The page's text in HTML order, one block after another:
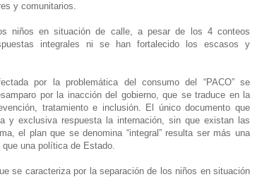
y comunitarios.
niños en situación de calle, a pesar de los 4 conteos
integrales ni se han fortalecido los escasos y
por la problemática del consumo del “PACO” se
por la inacción del gobierno, que se traduce en la
tratamiento e inclusión. El único documento que
y exclusiva respuesta la internación, sin que existan las
el plan que se denomina “integral” resulta ser más una
una política de Estado.
se caracteriza por la separación de los niños en situación